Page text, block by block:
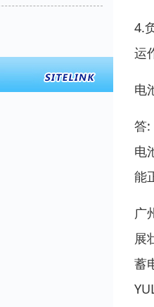
4.
运
电
答:
电
能
广
展
蓄